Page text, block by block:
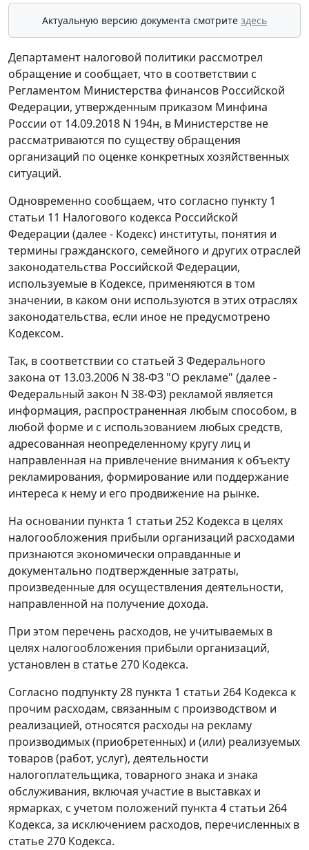
Актуальную версию документа смотрите здесь
Департамент налоговой политики рассмотрел
обращение и сообщает, что в соответствии с
Регламентом Министерства финансов Российской
Федерации, утвержденным приказом Минфина
России от 14.09.2018 N 194н, в Министерстве не
рассматриваются по существу обращения
организаций по оценке конкретных хозяйственных
ситуаций.
Одновременно сообщаем, что согласно пункту 1
статьи 11 Налогового кодекса Российской
Федерации (далее - Кодекс) институты, понятия и
термины гражданского, семейного и других отраслей
законодательства Российской Федерации,
используемые в Кодексе, применяются в том
значении, в каком они используются в этих отраслях
законодательства, если иное не предусмотрено
Кодексом.
Так, в соответствии со статьей 3 Федерального
закона от 13.03.2006 N 38-ФЗ "О рекламе" (далее -
Федеральный закон N 38-ФЗ) рекламой является
информация, распространенная любым способом, в
любой форме и с использованием любых средств,
адресованная неопределенному кругу лиц и
направленная на привлечение внимания к объекту
рекламирования, формирование или поддержание
интереса к нему и его продвижение на рынке.
На основании пункта 1 статьи 252 Кодекса в целях
налогообложения прибыли организаций расходами
признаются экономически оправданные и
документально подтвержденные затраты,
произведенные для осуществления деятельности,
направленной на получение дохода.
При этом перечень расходов, не учитываемых в
целях налогообложения прибыли организаций,
установлен в статье 270 Кодекса.
Согласно подпункту 28 пункта 1 статьи 264 Кодекса к
прочим расходам, связанным с производством и
реализацией, относятся расходы на рекламу
производимых (приобретенных) и (или) реализуемых
товаров (работ, услуг), деятельности
налогоплательщика, товарного знака и знака
обслуживания, включая участие в выставках и
ярмарках, с учетом положений пункта 4 статьи 264
Кодекса, за исключением расходов, перечисленных в
статье 270 Кодекса.